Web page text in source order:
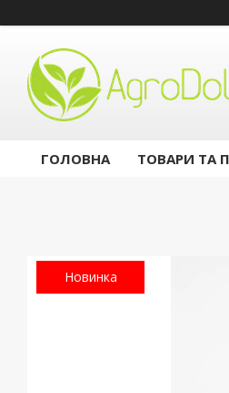
ГОЛОВНА ТОВАРИ ТА
Новинка